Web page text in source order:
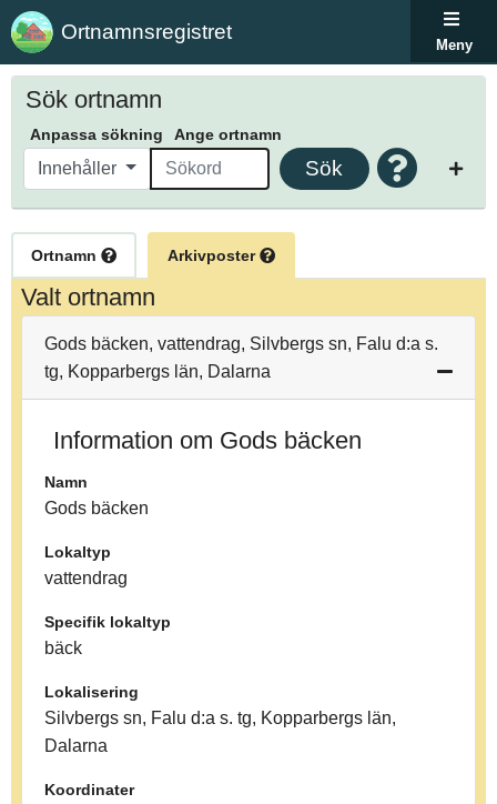
Ortnamnsregistret
Meny
Sök ortnamn
Anpassa sökning Ange ortnamn
Innehåller Sök
Ortnamn Arkivposter
Valt ortnamn
Gods bäcken, vattendrag, Silvbergs sn, Falu d:a s.
tg, Kopparbergs län, Dalarna
Information om Gods bäcken
Namn
Gods bäcken
Lokaltyp
vattendrag
Specifik lokaltyp
bäck
Lokalisering
Silvbergs sn, Falu d:a s. tg, Kopparbergs län,
Dalarna
Koordinater